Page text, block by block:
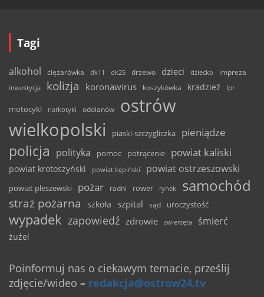
Tagi
alkohol ciężarówka dk11 dk25 drzewo dzieci dziecko
impreza
inwestycja
kolizja koronawirus koszykówka kradzież lpr
motocykl narkotyki odolanów
ostrów
wielkopolski
piaski-szczygliczka pieniądze
policja polityka pomoc potrącenie powiat kaliski
powiat krotoszyński powiat kępiński powiat ostrzeszowski
powiat pleszewski pożar radni rower rynek samochód
straż pożarna szkoła szpital sąd uroczystość
wypadek zapowiedź zdrowie zwierzęta śmierć
żużel
Poinformuj nas o ciekawym temacie, prześlij
zdjęcie/wideo – redakcja@ostrow24.tv